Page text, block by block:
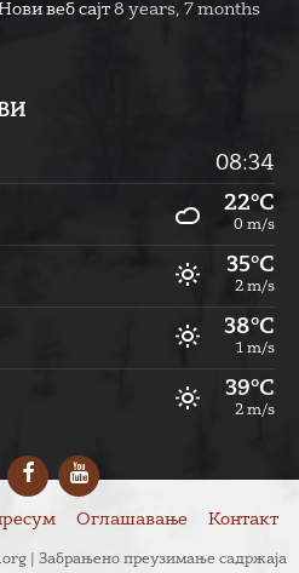
веб сајт 8 years, 7 months
08:34
22°C
0 m/s
35°C
2 m/s
38°C
1 m/s
39°C
2 m/s
FacebookYouTube
Оглашавање Контакт
| Забрањено преузимање садржаја